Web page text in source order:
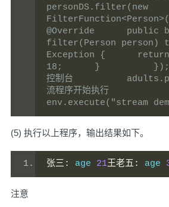
personDS.filter(new
@Override      public
filter(Person person)
Exception {      return
18;      }          }); //
控制台
流程序开始执行
env.execute("stream
(5) 执行以上程序，输出结果如下。
张三: age 21王老五: age
注意